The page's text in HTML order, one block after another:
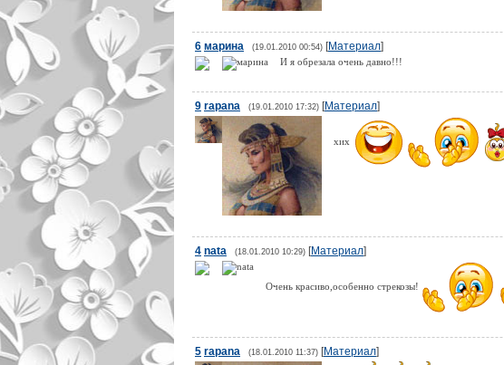
6 марина (19.01.2010 00:54) [Материал]
И я обрезала очень давно!!!
9 rapana (19.01.2010 17:32) [Материал]
хих
4 nata (18.01.2010 10:29) [Материал]
Очень красиво,особенно стрекозы!
5 rapana (18.01.2010 11:37) [Материал]